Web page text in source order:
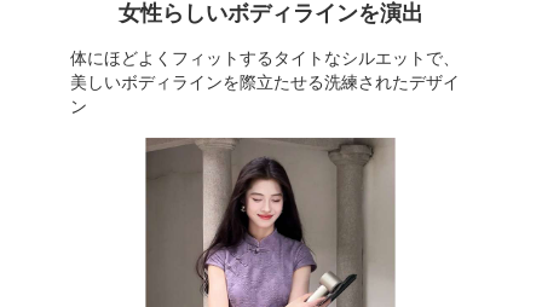
女性らしいボディラインを演出
体にほどよくフィットするタイトなシルエットで、
美しいボディラインを際立たせる洗練されたデザイ
ン